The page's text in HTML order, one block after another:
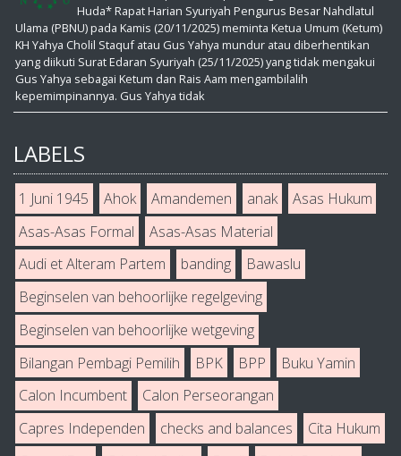
Huda* Rapat Harian Syuriyah Pengurus Besar Nahdlatul
Ulama (PBNU) pada Kamis (20/11/2025) meminta Ketua Umum (Ketum)
KH Yahya Cholil Staquf atau Gus Yahya mundur atau diberhentikan
yang diikuti Surat Edaran Syuriyah (25/11/2025) yang tidak mengakui
Gus Yahya sebagai Ketum dan Rais Aam mengambilalih
kepemimpinannya. Gus Yahya tidak
LABELS
1 Juni 1945 Ahok Amandemen anak
Asas Hukum
Asas-Asas Formal
Asas-Asas Material
Audi et Alteram Partem
banding
Bawaslu
Beginselen van behoorlijke regelgeving
Beginselen van behoorlijke wetgeving
Bilangan Pembagi Pemilih
BPK BPP
Buku Yamin
Calon Incumbent
Calon Perseorangan
Capres Independen
checks and balances
Cita Hukum